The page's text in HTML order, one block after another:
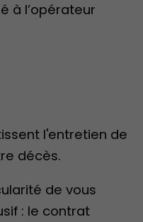
à l’opérateur
l'entretien de
décès.
de vous
: le contrat